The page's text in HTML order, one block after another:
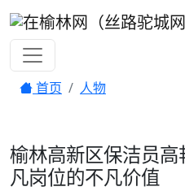
首页 人物
榆林高新区保洁员
凡岗位的不凡价值